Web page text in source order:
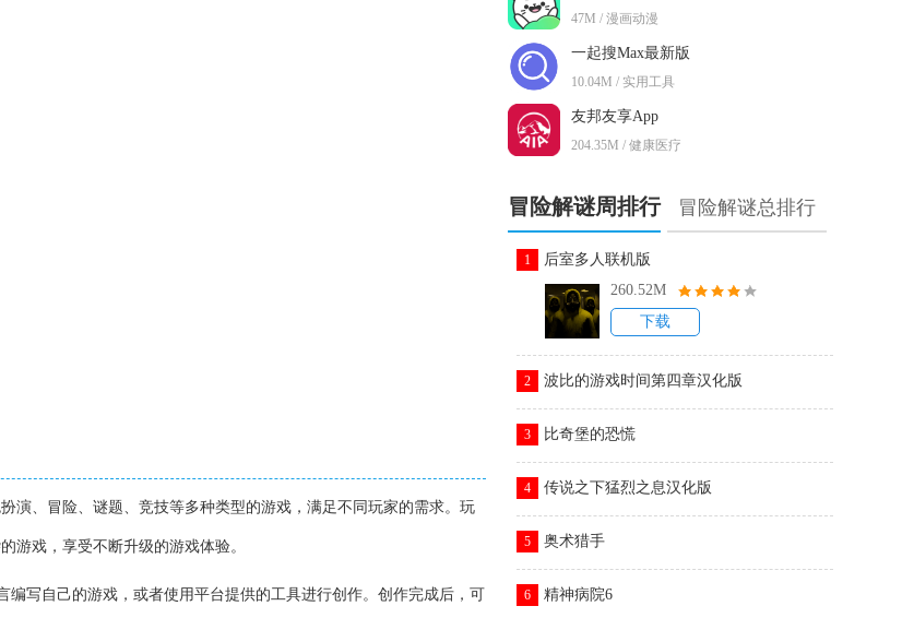
演、冒险、谜题、竞技等多种类型的游戏，满足不同玩家的需求。玩
游戏，享受不断升级的游戏体验。
编写自己的游戏，或者使用平台提供的工具进行创作。创作完成后，可
47M / 漫画动漫
一起搜Max最新版
10.04M / 实用工具
友邦友享App
204.35M / 健康医疗
冒险解谜周排行 冒险解谜总排行
1
后室多人联机版
260.52M
下载
2 波比的游戏时间第四章汉化版
3 比奇堡的恐慌
4 传说之下猛烈之息汉化版
5 奥术猎手
6 精神病院6